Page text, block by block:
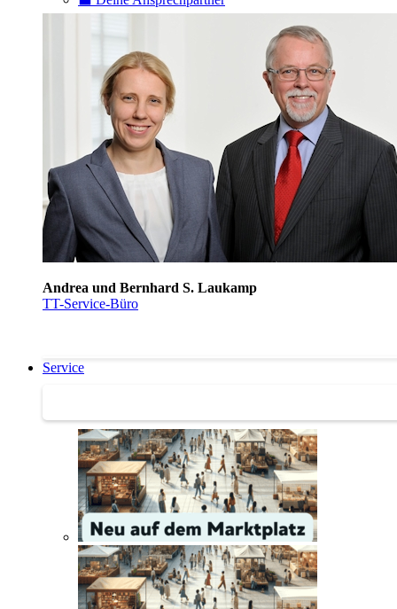
Andrea und Bernhard S. Laukamp
TT-Service-Büro
Service